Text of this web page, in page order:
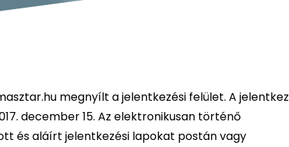
megnyílt a jelentkezési felület. A
december 15. Az elektronikusan történő
és aláírt jelentkezési lapokat postán vagy